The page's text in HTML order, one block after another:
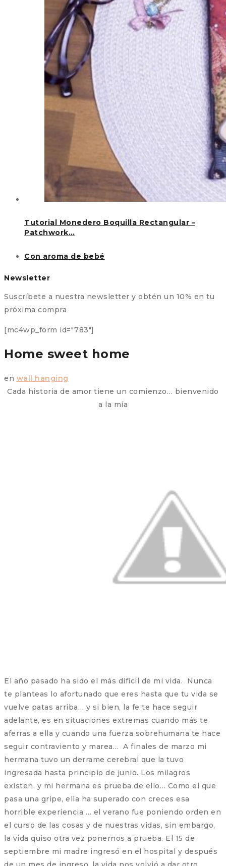
Tutorial Monedero Boquilla Rectangular –
Patchwork…
Con aroma de bebé
Newsletter
Suscríbete a nuestra newsletter y obtén un 10% en tu
próxima compra
[mc4wp_form id="783"]
Home sweet home
en wall hanging
Cada historia de amor tiene un comienzo… bienvenido
a la mía
El año pasado ha sido el más difícil de mi vida. Nunca
te planteas lo afortunado que eres hasta que tu vida se
vuelve patas arriba… y si bien, la fe te hace seguir
adelante, es en situaciones extremas cuando más te
aferras a ella y cuando una fuerza sobrehumana te hace
seguir contraviento y marea… A finales de marzo mi
hermana tuvo un derrame cerebral que la tuvo
ingresada hasta principio de junio. Los milagros
existen, y mi hermana es prueba de ello… Como el que
pasa una gripe, ella ha superado con creces esa
horrible experiencia … el verano fue poniendo orden en
el curso de las cosas y de nuestras vidas, sin embargo,
la vida quiso otra vez ponernos a prueba. El 15 de
septiembre mi madre ingresó en el hospital y después